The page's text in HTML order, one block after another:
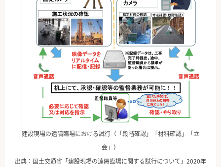
建設現場の遠隔臨場における試行（「段階確認」「材料確認」「立
会」）
出典：国土交通省「建設現場の遠隔臨場に関する試行について」2020年